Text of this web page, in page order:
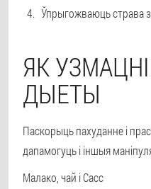
Ўпрыгожваюць страва
ЯК
ДЫЕТЫ
Паскорыць пахуданне і
дапамогуць і іншыя
Малако, чай і Сасс